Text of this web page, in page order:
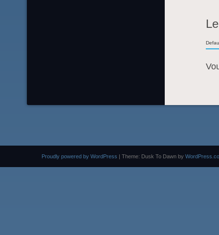
Proudly powered by WordPress Theme: Dusk To Dawn by